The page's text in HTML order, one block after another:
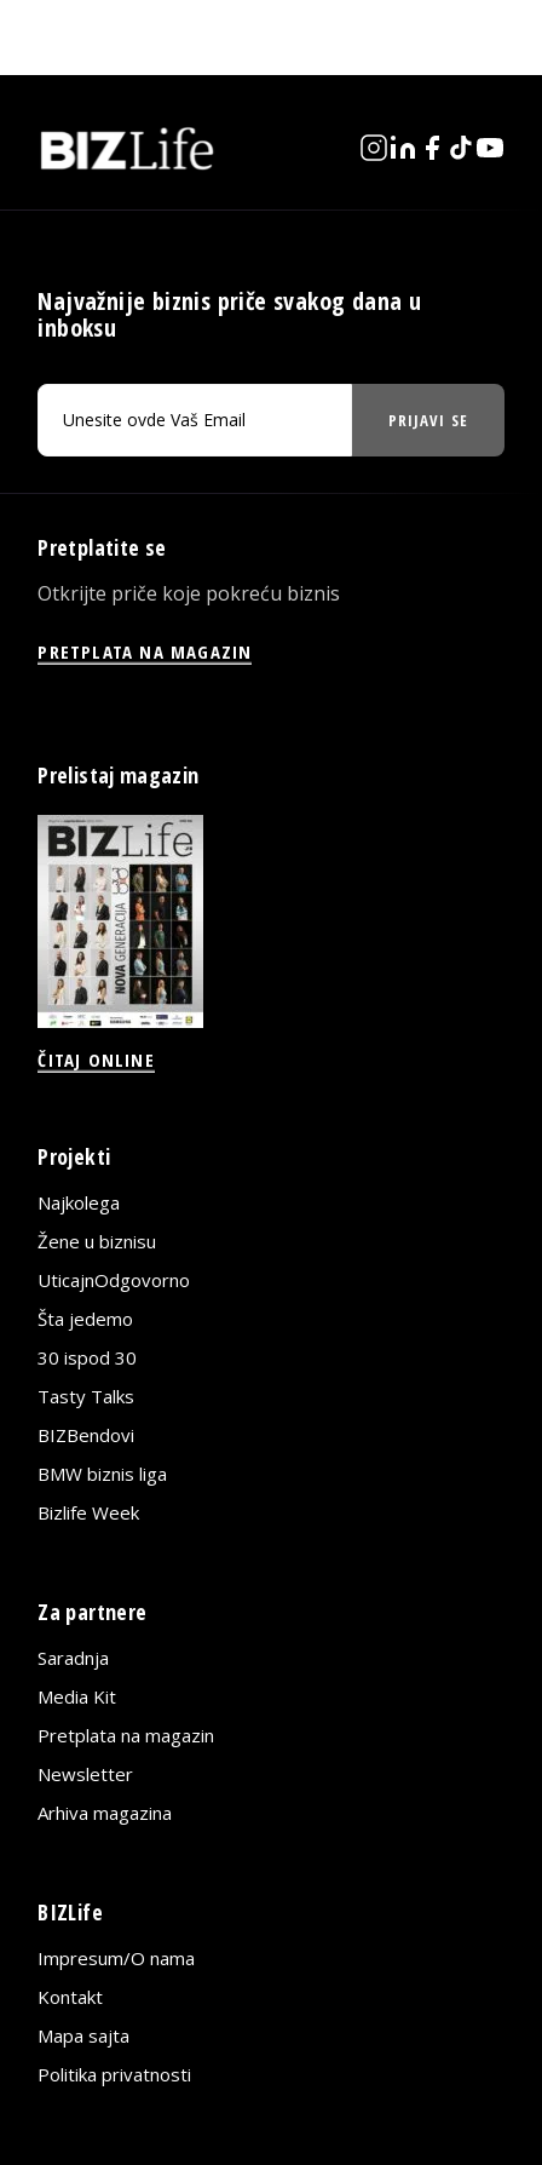
Najvažnije biznis priče svakog dana u
inboksu
PRIJAVI SE
Pretplatite se
Otkrijte priče koje pokreću biznis
PRETPLATA NA MAGAZIN
Prelistaj magazin
ČITAJ ONLINE
Projekti
Najkolega
Žene u biznisu
UticajnOdgovorno
Šta jedemo
30 ispod 30
Tasty Talks
BIZBendovi
BMW biznis liga
Bizlife Week
Za partnere
Saradnja
Media Kit
Pretplata na magazin
Newsletter
Arhiva magazina
BIZLife
Impresum/O nama
Kontakt
Mapa sajta
Politika privatnosti